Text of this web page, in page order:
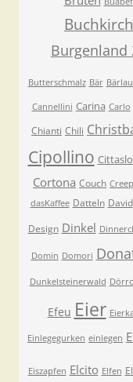
Burgenland
Butterschmalz Bär
Cannellini Carina Carlo
Chianti Chili
Cipollino
Cortona Couch
dasKaffee Datteln David
Design Dinkel
Domin Domori
Dunkelsteinerwald
Efeu Eier
Einlegegurken einlegen
Eiszapfen Elcito Elfen